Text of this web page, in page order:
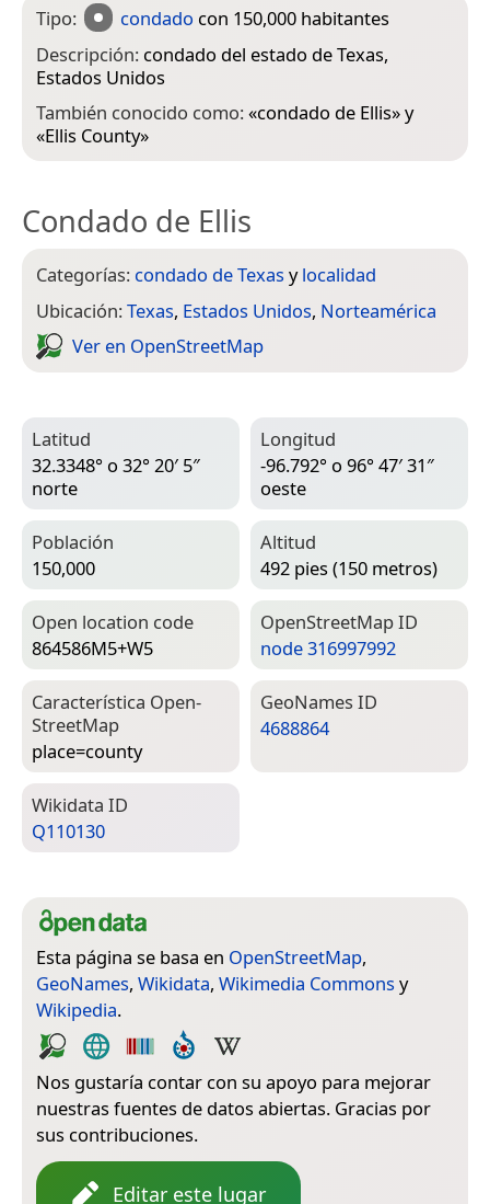
Tipo: condado con 150,000 habitantes
Descripción: condado del estado de Texas,
Estados Unidos
También conocido como:«condado de Ellis» y
«Ellis County»
Condado de Ellis
Categorías: condado de Texas ylocalidad
Ubicación:Texas, Estados Unidos, Norteamérica
Ver en Open­Street­Map
Latitud
32.3348° o 32° 20′ 5″
norte
Longitud
-96.792° o 96° 47′ 31″
oeste
Población
150,000
Altitud
492 pies (150 metros)
Open location code
864586M5+W5
Open­Street­Map ID
node 316997992
Característica Open­
Street­Map
place=­county
Geo­Names ID
4688864
Wiki­data ID
Q110130
Esta página se basa en OpenStreetMap,
GeoNames, Wikidata, Wikimedia Commons y
Wikipedia.
Nos gustaría contar con su apoyo para mejorar
nuestras fuentes de datos abiertas. Gracias por
sus contribuciones.
Editar este lugar